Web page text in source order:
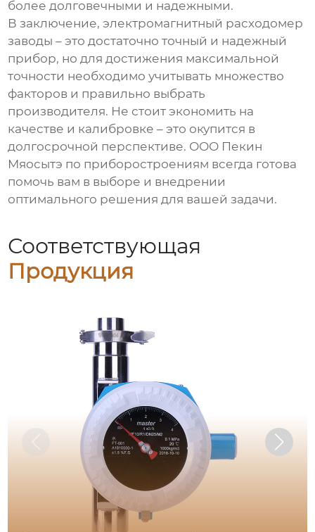
более долговечными и надежными.
В заключение,электромагнитный расходомер
заводы – это достаточно точный и надежный
прибор, но для достижения максимальной
точности необходимо учитывать множество
факторов и правильно выбрать
производителя. Не стоит экономить на
качестве и калибровке – это окупится в
долгосрочной перспективе. ООО Пекин
Мяосытэ по приборостроениям всегда готова
помочь вам в выборе и внедрении
оптимального решения для вашей задачи.
Соответствующая
Продукция